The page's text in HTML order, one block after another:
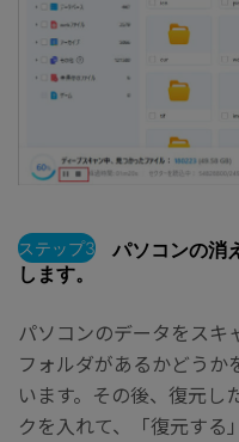
ステップ3
パソコンの消
します。
パソコンのデータをスキ
フォルダがあるかどうか
います。その後、復元し
クを入れて、「復元する